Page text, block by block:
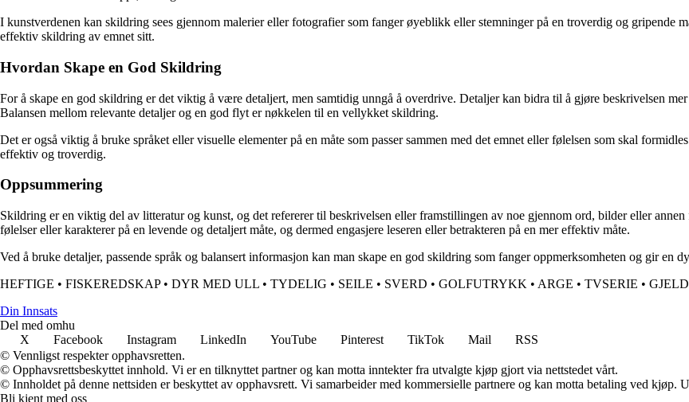
I kunstverdenen kan skildring sees gjennom malerier eller fotografier som fanger øyeblikk eller stemninger på en troverdig og gripende
effektiv skildring av emnet sitt.
Hvordan Skape en God Skildring
For å skape en god skildring er det viktig å være detaljert, men samtidig unngå å overdrive. Detaljer kan bidra til å gjøre beskrivelsen
Balansen mellom relevante detaljer og en god flyt er nøkkelen til en vellykket skildring.
Det er også viktig å bruke språket eller visuelle elementer på en måte som passer sammen med det emnet eller følelsen som skal
effektiv og troverdig.
Oppsummering
Skildring er en viktig del av litteratur og kunst, og det refererer til beskrivelsen eller framstillingen av noe gjennom ord, bilder eller
følelser eller karakterer på en levende og detaljert måte, og dermed engasjere leseren eller betrakteren på en mer effektiv måte.
Ved å bruke detaljer, passende språk og balansert informasjon kan man skape en god skildring som fanger oppmerksomheten og gir en
HEFTIGE • FISKEREDSKAP• DYR MED ULL • TYDELIG • SEILE • SVERD • GOLFUTRYKK • ARGE • TVSERIE • GJELD
Din Innsats
Del med omhu
X
Facebook Instagram LinkedIn YouTube Pinterest TikTok Mail
RSS
© Vennligst respekter opphavsretten.
© Opphavsrettsbeskyttet innhold. Vi er en tilknyttet partner og kan motta inntekter fra utvalgte kjøp gjort via nettstedet vårt.
© Innholdet på denne nettsiden er beskyttet av opphavsrett. Vi samarbeider med kommersielle partnere og kan motta betaling ved kjøp.
Bli kjent med oss